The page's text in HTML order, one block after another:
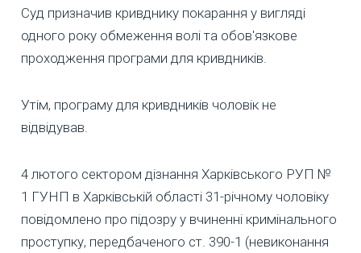
Суд призначив кривднику покарання у вигляді
одного року обмеження волі та обов'язкове
проходження програми для кривдників.
Утім, програму для кривдників чоловік не
відвідував.
4 лютого сектором дізнання Харківського РУП №
1 ГУНП в Харківській області 31-річному чоловіку
повідомлено про підозру у вчиненні кримінального
проступку, передбаченого ст. 390-1 (невиконання